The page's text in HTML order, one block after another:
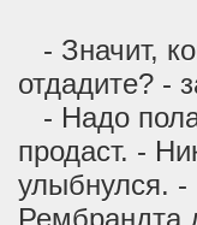
- Значит,
отдадите? -
- Надо
продаст. -
улыбнулся. -
Рембрандта